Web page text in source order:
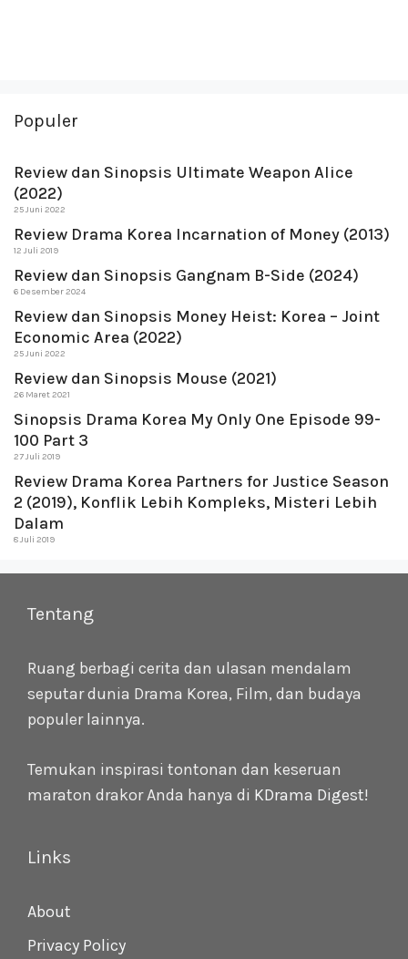
Populer
Review dan Sinopsis Ultimate Weapon Alice
(2022)
25 Juni 2022
Review Drama Korea Incarnation of Money (2013)
12 Juli 2019
Review dan Sinopsis Gangnam B-Side (2024)
6 Desember 2024
Review dan Sinopsis Money Heist: Korea – Joint
Economic Area (2022)
25 Juni 2022
Review dan Sinopsis Mouse (2021)
26 Maret 2021
Sinopsis Drama Korea My Only One Episode 99-
100 Part 3
27 Juli 2019
Review Drama Korea Partners for Justice Season
2 (2019), Konflik Lebih Kompleks, Misteri Lebih
Dalam
8 Juli 2019
Tentang
Ruang berbagi cerita dan ulasan mendalam
seputar dunia Drama Korea, Film, dan budaya
populer lainnya.
Temukan inspirasi tontonan dan keseruan
maraton drakor Anda hanya di KDrama Digest!
Links
About
Privacy Policy